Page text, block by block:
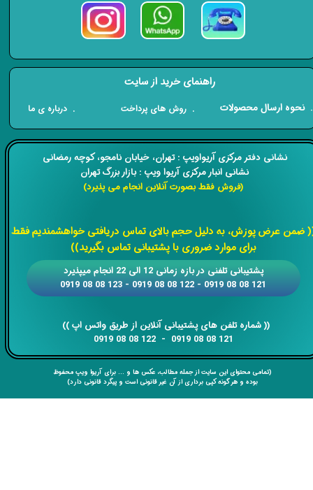
​​نشانی دفتر مرکزی آریواویپ : تهران، خیابان نامجو،کوچه رمضانی
نشانی انبار مرکزی آریوا ویپ : بازار بزرگ تهران
(فروش فقط بصورت آنلاین انجام می پذیرد)
ضمن عرض پوزش، به دلیل حجم بالای تماس دریافتی خواهشمندیم فقط
برای موارد ضروری با پشتیبانی تماس بگیرید))
​​​​​​​​​​​​​​(( ​​​​​​​شماره تلفن های پشتیبانی آنلاین از طریق واتس اپ ))
​​​​​​​121 08 08 0919 - 122 08 08 0919
​​پشتیبانی تلفنی در بازه زمانی 12 الی 22 انجام میپذیرد
121 08 08 0919 - 122 08 08 0919 - 123 08 08 0919
(تمامی محتوای این سایت از جمله مطالب، عکس ها و ... برای آریوا ویپ محفوظ
بوده و هر گونه کپی برداری از آن غیر قانونی است و پیگرد قانونی دارد)
راهنمای خرید از سایت
​. نحوه ارسال محصولات . روش های پرداخت . درباره ی ما